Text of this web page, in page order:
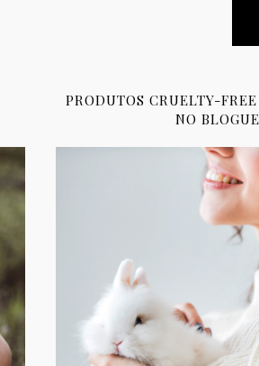
PRODUTOS CRUELTY-
NO BLOGUE